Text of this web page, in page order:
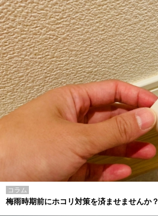
コラム
梅雨時期前にホコリ対策を済ませませんか？